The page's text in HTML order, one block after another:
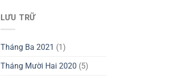
LƯU TRỮ
Tháng Ba 2021 (1)
Tháng Mười Hai 2020 (5)